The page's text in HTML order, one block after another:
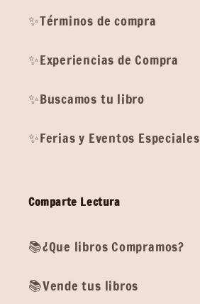
✨Términos de compra
✨Experiencias de Compra
✨Buscamos tu libro
✨Ferias y Eventos Especiales
Comparte Lectura
📚¿Que libros Compramos?
📚Vende tus libros